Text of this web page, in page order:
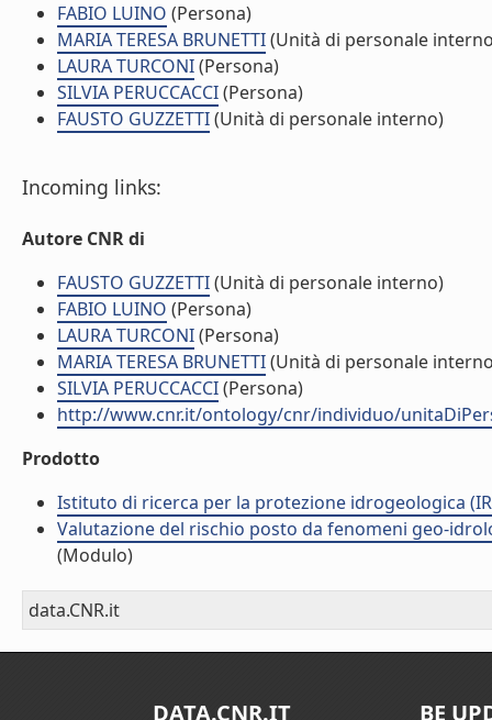
FABIO LUINO (Persona)
MARIA TERESA BRUNETTI(Unità di personale
LAURA TURCONI(Persona)
SILVIA PERUCCACCI(Persona)
FAUSTO GUZZETTI(Unità di personale interno)
Incoming links:
Autore CNR di
FAUSTO GUZZETTI(Unità di personale interno)
FABIO LUINO (Persona)
LAURA TURCONI(Persona)
MARIA TERESA BRUNETTI(Unità di personale
SILVIA PERUCCACCI(Persona)
http://www.cnr.it/ontology/cnr/individuo/
Prodotto
Istituto di ricerca per la protezione idrogeologica
Valutazione del rischio posto da fenomeni geo-
(Modulo)
data.CNR.it
DATA.CNR.IT BE